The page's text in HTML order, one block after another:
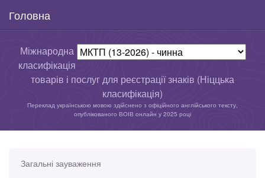
Головна
Міжнародна
класифікація
товарів і послуг для реєстрації знаків (Ніццька
класифікація)
Переклад українською мовою здійснено з офіційного англійського тексту,
опублікованого ВОІВ онлайн у 2025 році
Загальні зауваження